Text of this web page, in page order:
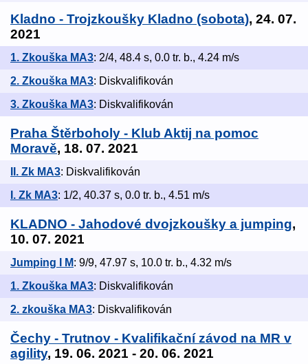
Kladno - Trojzkoušky Kladno (sobota), 24. 07.
2021
1. Zkouška MA3: 2/4, 48.4 s, 0.0 tr. b., 4.24 m/s
2. Zkouška MA3: Diskvalifikován
3. Zkouška MA3: Diskvalifikován
Praha Štěrboholy - Klub Aktij na pomoc
Moravě, 18. 07. 2021
II. Zk MA3: Diskvalifikován
I. Zk MA3: 1/2, 40.37 s, 0.0 tr. b., 4.51 m/s
KLADNO - Jahodové dvojzkoušky a jumping,
10. 07. 2021
Jumping I M: 9/9, 47.97 s, 10.0 tr. b., 4.32 m/s
1. Zkouška MA3: Diskvalifikován
2. zkouška MA3: Diskvalifikován
Čechy - Trutnov - Kvalifikační závod na MR v
agility, 19. 06. 2021 - 20. 06. 2021